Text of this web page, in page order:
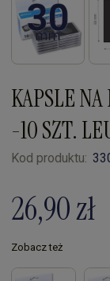
KAPSLE
-10 SZT.
Kod produktu:
26,90 zł
Zobacz też